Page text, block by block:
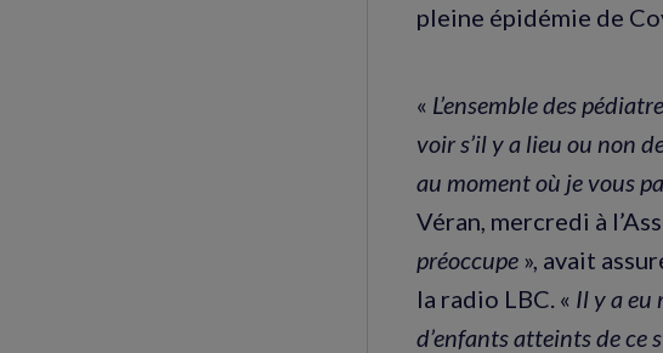
pleine épidémie de
« L’ensemble des
voir s’il y a lieu ou non
au moment où je vous
Véran, mercredi à
préoccupe », avait
la radio LBC. « Il y a eu
d’enfants atteints de